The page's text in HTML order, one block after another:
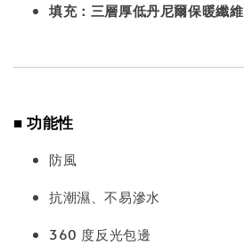
填充：三層厚低丹尼爾保暖纖維
■ 功能性
防風
抗潮濕、不易滲水
360 度反光包邊